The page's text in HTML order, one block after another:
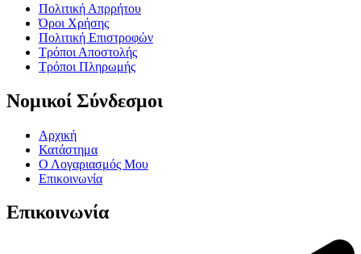
Πολιτική Απρρήτου
Όροι Χρήσης
Πολιτική Επιστροφών
Τρόποι Αποστολής
Τρόποι Πληρωμής
Νομικοί Σύνδεσμοι
Αρχική
Κατάστημα
Ο Λογαριασμός Μου
Επικοινωνία
Επικοινωνία